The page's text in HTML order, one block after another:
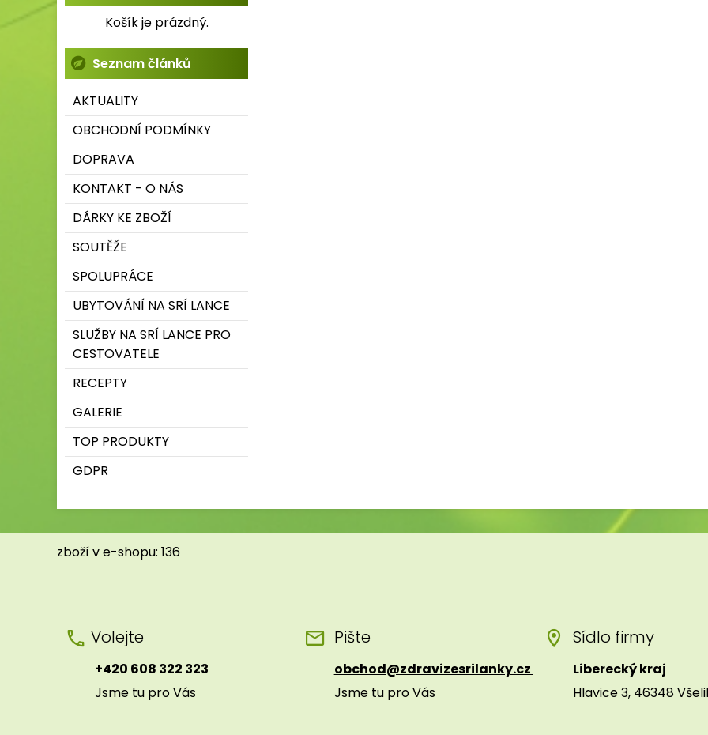
Košík je prázdný.
Seznam článků
AKTUALITY
OBCHODNÍ PODMÍNKY
DOPRAVA
KONTAKT - O NÁS
DÁRKY KE ZBOŽÍ
SOUTĚŽE
SPOLUPRÁCE
UBYTOVÁNÍ NA SRÍ LANCE
SLUŽBY NA SRÍ LANCE PRO
CESTOVATELE
RECEPTY
GALERIE
TOP PRODUKTY
GDPR
zboží v e-shopu: 136
Volejte
+420 608 322 323
Jsme tu pro Vás
Pište
obchod@zdravizesrilanky.cz
Jsme tu pro Vás
Sídlo firmy
Liberecký kraj
Hlavice 3, 46348